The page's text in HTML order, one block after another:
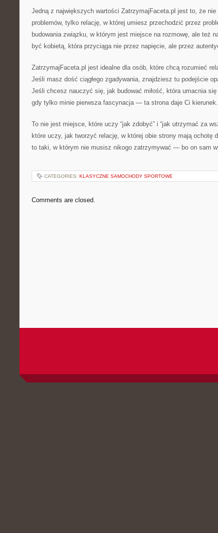
Jedną z największych wartości ZatrzymajFaceta.pl jest to, że nie
problemów, tylko relację, w której umiesz przechodzić przez
budowania związku, w którym jest miejsce na rozmowę, ale też
być kobietą, która przyciąga nie przez napięcie, ale przez
ZatrzymajFaceta.pl jest idealne dla osób, które chcą rozumieć
Jeśli masz dość ciągłego zgadywania, znajdziesz tu podejście
Jeśli chcesz nauczyć się, jak budować miłość, która umacnia
gdy tylko minie pierwsza fascynacja — ta strona daje Ci kierunek.
To nie jest miejsce, które uczy “jak zdobyć” i “jak utrzymać za
które uczy, jak tworzyć relację, w której obie strony mają ochotę
to taki, w którym nie musisz nikogo zatrzymywać — bo on sam
CATEGORIES: KLASYCZNE SAMOCHODY SPORTOWE
Comments are closed.